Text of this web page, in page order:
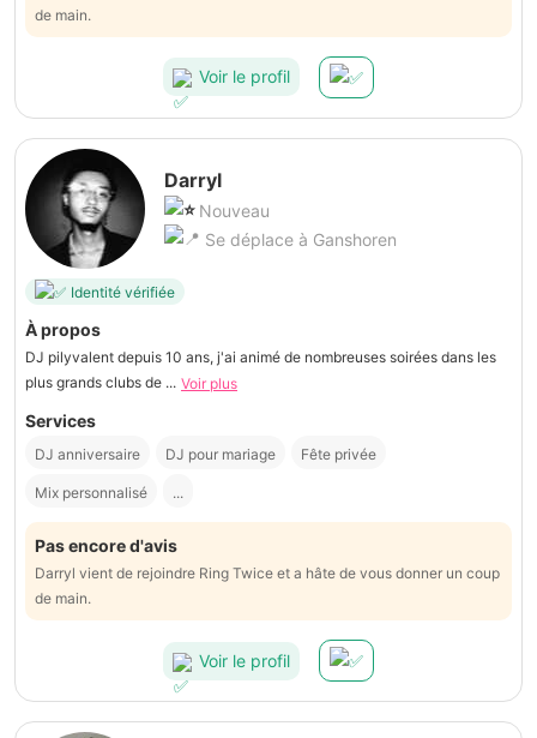
de main.
Voir le profil
Darryl
Nouveau
Se déplace à Ganshoren
Identité vérifiée
À propos
DJ pilyvalent depuis 10 ans, j'ai animé de nombreuses soirées dans les
plus grands clubs de ... Voir plus
Services
DJ anniversaire DJ pour mariage Fête privée
Mix personnalisé ...
Pas encore d'avis
Darryl vient de rejoindre Ring Twice et a hâte de vous donner un coup
de main.
Voir le profil